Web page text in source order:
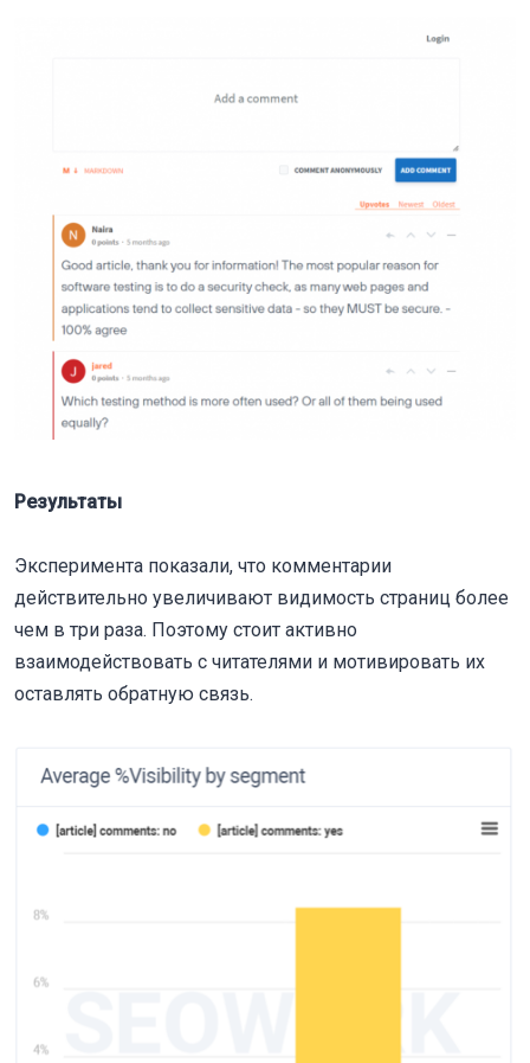
Результаты
Эксперимента показали, что комментарии
действительно увеличивают видимость страниц более
чем в три раза. Поэтому стоит активно
взаимодействовать с читателями и мотивировать их
оставлять обратную связь.